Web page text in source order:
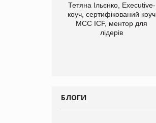
Тетяна Ільєнко, Executive-
коуч, сертифікований коуч
МСС ICF, ментор для
лідерів
БЛОГИ